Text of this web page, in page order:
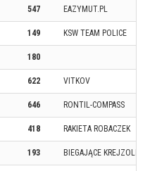
547 EAZYMUT.PL
149 KSW TEAM POLICE
180
622 VITKOV
646 RONTIL-COMPASS
418 RAKIETA ROBACZEK
193 BIEGAJĄCE KREJZOLE